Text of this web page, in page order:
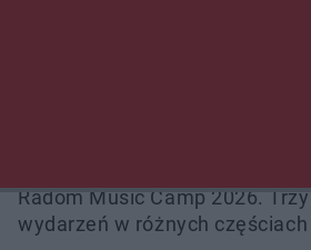
Radom Music Camp 2026.
wydarzeń w różnych